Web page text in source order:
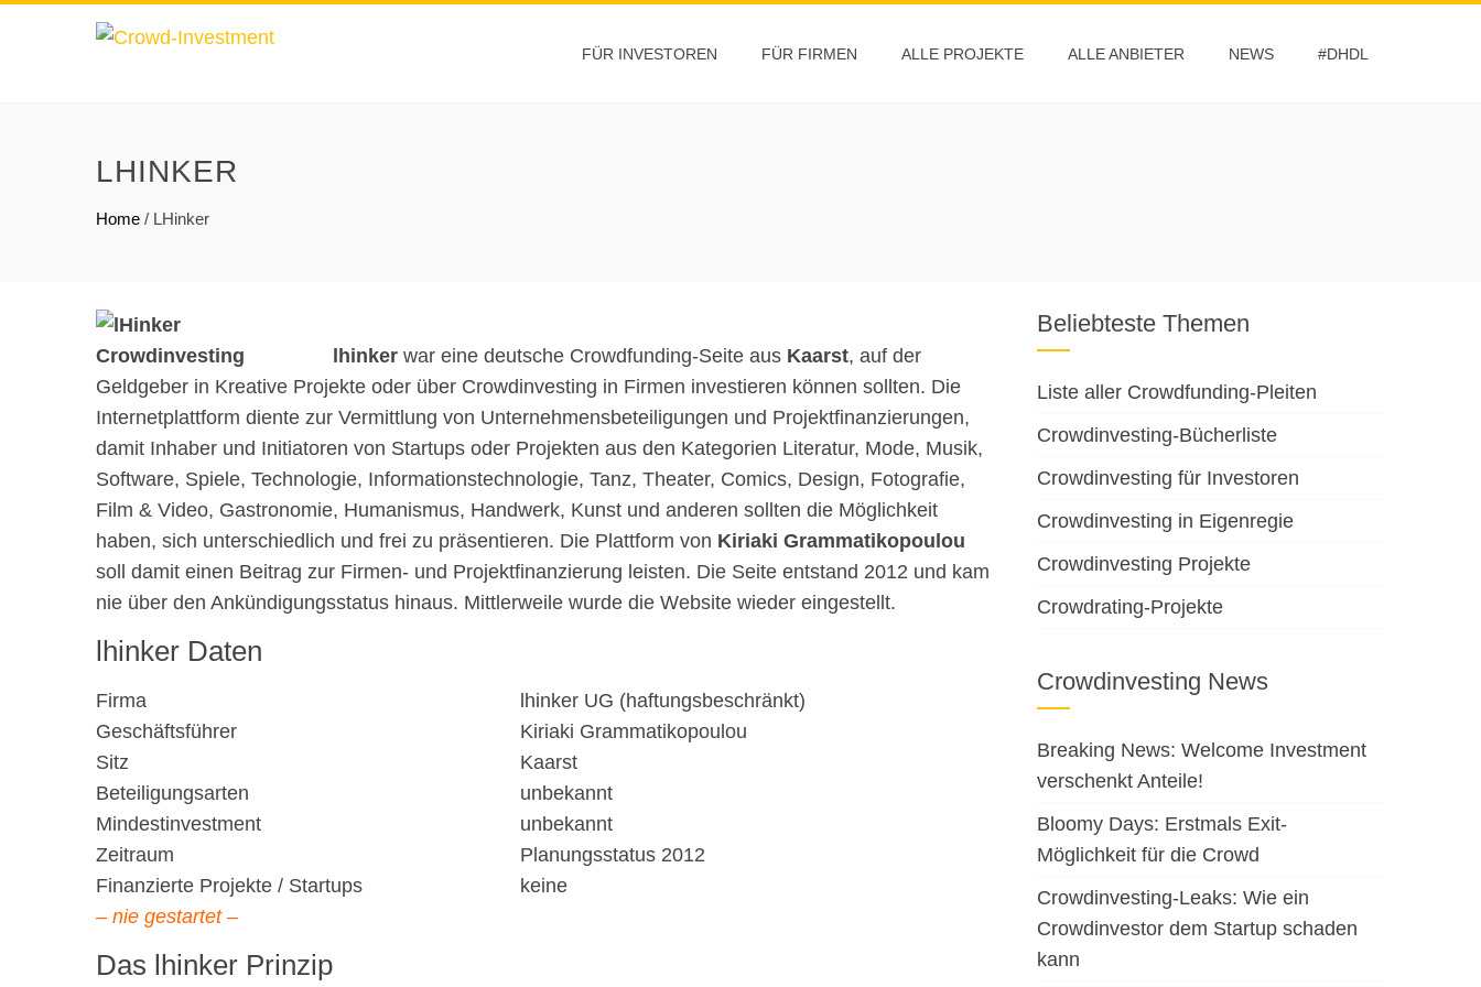
FÜR INVESTOREN FÜR FIRMEN ALLE PROJEKTE ALLE ANBIETER NEWS #DHDL
LHINKER
Home / LHinker
lhinker war eine deutsche Crowdfunding-Seite aus Kaarst, auf der
Geldgeber in Kreative Projekte oder über Crowdinvesting in Firmen investieren können sollten. Die
Internetplattform diente zur Vermittlung von Unternehmensbeteiligungen und Projektfinanzierungen,
damit Inhaber und Initiatoren von Startups oder Projekten aus den Kategorien Literatur, Mode, Musik,
Software, Spiele, Technologie, Informationstechnologie, Tanz, Theater, Comics, Design, Fotografie,
Film & Video, Gastronomie, Humanismus, Handwerk, Kunst und anderen sollten die Möglichkeit
haben, sich unterschiedlich und frei zu präsentieren. Die Plattform von Kiriaki Grammatikopoulou
soll damit einen Beitrag zur Firmen- und Projektfinanzierung leisten. Die Seite entstand 2012 und kam
nie über den Ankündigungsstatus hinaus. Mittlerweile wurde die Website wieder eingestellt.
lhinker Daten
Firma
lhinker UG (haftungsbeschränkt)
Geschäftsführer
Kiriaki Grammatikopoulou
Sitz
Kaarst
Beteiligungsarten
unbekannt
Mindestinvestment
unbekannt
Zeitraum
Planungsstatus 2012
Finanzierte Projekte / Startups
keine
– nie gestartet –
Das lhinker Prinzip
Beliebteste Themen
Liste aller Crowdfunding-Pleiten
Crowdinvesting-Bücherliste
Crowdinvesting für Investoren
Crowdinvesting in Eigenregie
Crowdinvesting Projekte
Crowdrating-Projekte
Crowdinvesting News
Breaking News: Welcome Investment
verschenkt Anteile!
Bloomy Days: Erstmals Exit-
Möglichkeit für die Crowd
Crowdinvesting-Leaks: Wie ein
Crowdinvestor dem Startup schaden
kann